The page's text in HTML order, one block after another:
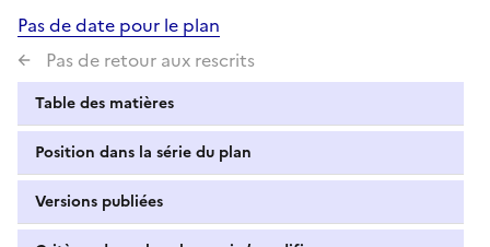
Pas de date pour le plan
Pas de retour aux rescrits
Table des matières
Position dans la série du plan
Versions publiées